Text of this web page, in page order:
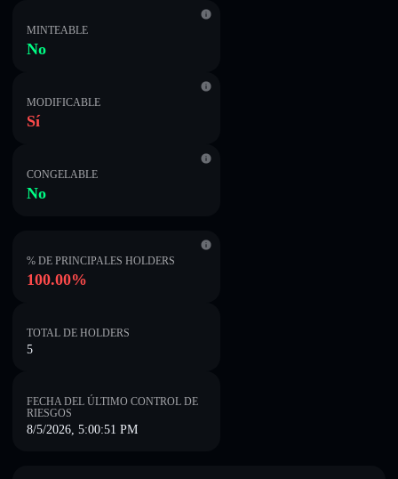
MINTEABLE
No
MODIFICABLE
Sí
CONGELABLE
No
% DE PRINCIPALES HOLDERS
100.00%
TOTAL DE HOLDERS
5
FECHA DEL ÚLTIMO CONTROL DE
RIESGOS
8/5/2026, 5:00:51 PM